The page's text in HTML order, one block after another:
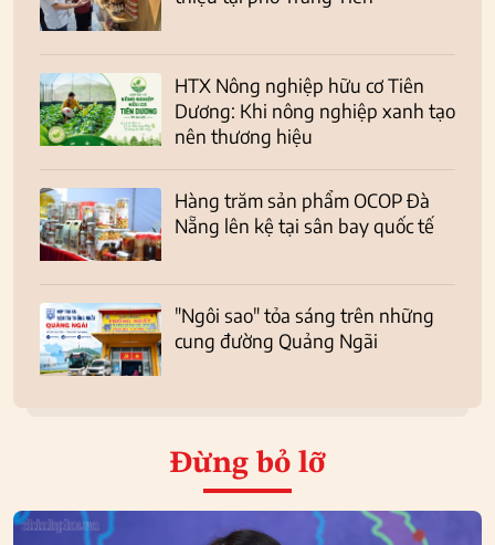
HTX Nông nghiệp hữu cơ Tiên
Dương: Khi nông nghiệp xanh tạo
nên thương hiệu
Hàng trăm sản phẩm OCOP Đà
Nẵng lên kệ tại sân bay quốc tế
"Ngôi sao" tỏa sáng trên những
cung đường Quảng Ngãi
Đừng bỏ lỡ